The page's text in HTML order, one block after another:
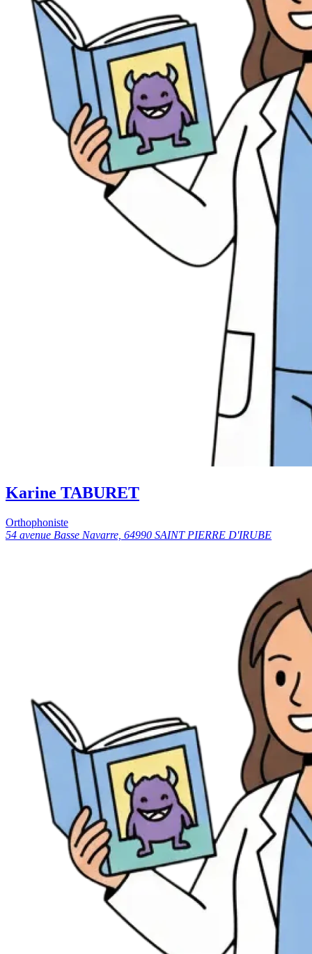
Karine TABURET
Orthophoniste
54 avenue Basse Navarre, 64990 SAINT PIERRE D'IRUBE